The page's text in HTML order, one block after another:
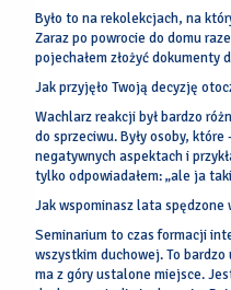
Było to na rekolekcjach, na
Zaraz po powrocie do domu
pojechałem złożyć dokumenty
Jak przyjęło Twoją decyzję
Wachlarz reakcji był bardzo
do sprzeciwu. Były osoby,
negatywnych aspektach i
tylko odpowiadałem: „ale ja
Jak wspominasz lata spędzone
Seminarium to czas formacji
wszystkim duchowej. To
ma z góry ustalone miejsce.